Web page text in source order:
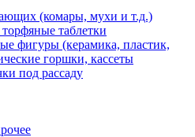
(комары, мухи и т.д.)
таблетки
фигуры (керамика, пластик,
горшки, кассеты
под рассаду